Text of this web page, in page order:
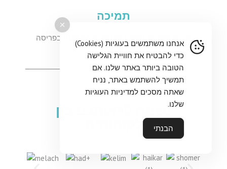
תמיכה
שירות לקוחות טלפוני ושירות טכנאי שטח בפריסה
נשמח לראותכם בין
אנחנו משתמשים בעוגיות (Cookies)
כדי להבטיח את חוויית הגלישה
הטובה ביותר באתר שלנו. אם
תמשיך להשתמש באתר, נניח
שאתה מסכים למדיניות העוגיות
שלנו.
הבנתי